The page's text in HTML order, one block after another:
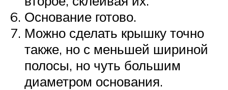
Основание готово.
Можно сделать крышку точно
также, но с меньшей шириной
полосы, но чуть большим
диаметром основания.